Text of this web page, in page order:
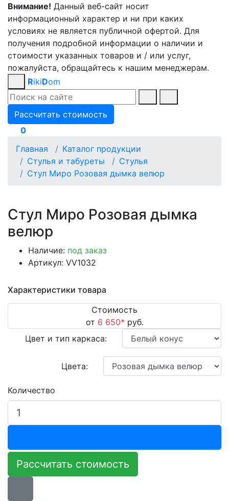
Внимание! Данный веб-сайт носит
информационный характер и ни при каких
условиях не является публичной офертой. Для
получения подробной информации о наличии и
стоимости указанных товаров и / или услуг,
пожалуйста, обращайтесь к нашим менеджерам.
RikiDom
Рассчитать стоимость
0
Главная
Каталог продукции
Стулья и табуреты
Стулья
Стул Миро Розовая дымка велюр
Стул Миро Розовая дымка
велюр
Наличие: под заказ
Артикул: VV1032
Характеристики товара
Стоимость
от 6 650* руб.
Цвет и тип каркаса:
Цвета:
Количество
Рассчитать стоимость